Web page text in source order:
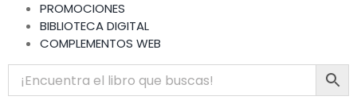
PROMOCIONES
BIBLIOTECA DIGITAL
COMPLEMENTOS WEB